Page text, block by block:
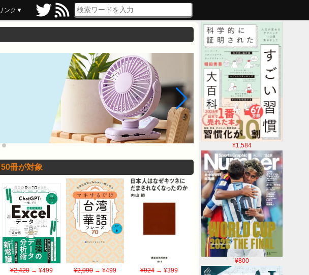
ンク▼
¥1,584
¥800
冊が対象
¥2,420→ ¥499 ¥2,090 → ¥499 ¥924→ ¥399